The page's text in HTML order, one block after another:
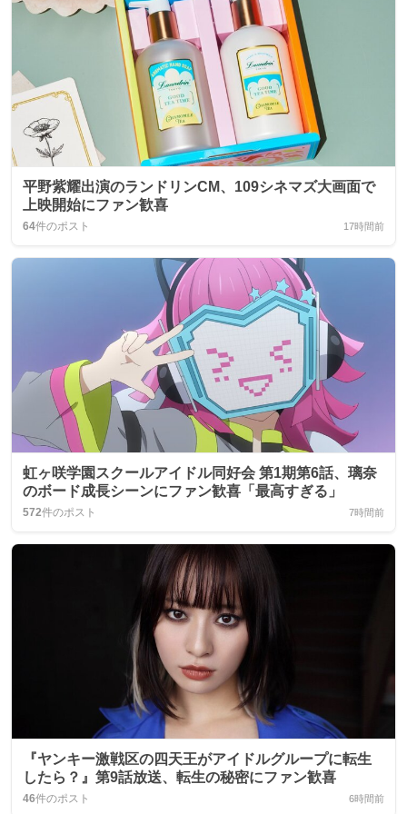
平野紫耀出演のランドリンCM、109シネマズ大画面で
上映開始にファン歓喜
64件のポスト 17時間前
虹ヶ咲学園スクールアイドル同好会 第1期第6話、璃奈
のボード成長シーンにファン歓喜「最高すぎる」
572件のポスト 7時間前
『ヤンキー激戦区の四天王がアイドルグループに転生
したら？』第9話放送、転生の秘密にファン歓喜
46件のポスト 6時間前